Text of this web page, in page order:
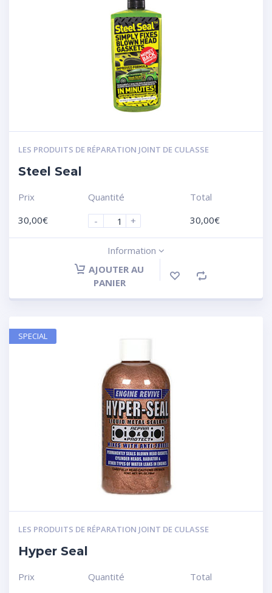
LES PRODUITS DE RÉPARATION JOINT DE CULASSE
Steel Seal
Prix
30,00€
Quantité
-
+
Total
30,00€
Information
AJOUTER AU
PANIER
LES PRODUITS DE RÉPARATION JOINT DE CULASSE
Hyper Seal
Prix
Quantité
Total
SPECIAL